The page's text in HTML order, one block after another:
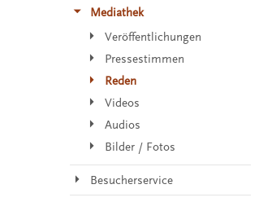
Mediathek
Veröffentlichungen
Pressestimmen
Reden
Videos
Audios
Bilder / Fotos
Besucherservice